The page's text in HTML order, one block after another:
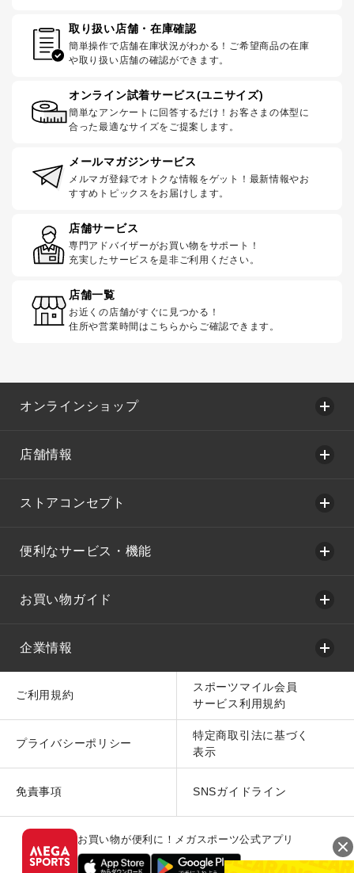
取り扱い店舗・在庫確認
簡単操作で店舗在庫状況がわかる！ご希望商品の在庫
や取り扱い店舗の確認ができます。
オンライン試着サービス(ユニサイズ)
簡単なアンケートに回答するだけ！お客さまの体型に
合った最適なサイズをご提案します。
メールマガジンサービス
メルマガ登録でオトクな情報をゲット！最新情報やお
すすめトピックスをお届けします。
店舗サービス
専門アドバイザーがお買い物をサポート！
充実したサービスを是非ご利用ください。
店舗一覧
お近くの店舗がすぐに見つかる！
住所や営業時間はこちらからご確認できます。
オンラインショップ
店舗情報
ストアコンセプト
便利なサービス・機能
お買い物ガイド
企業情報
ご利用規約
スポーツマイル会員
サービス利用規約
プライバシーポリシー
特定商取引法に基づく
表示
免責事項 SNSガイドライン
お買い物が便利に！メガスポーツ公式アプリ